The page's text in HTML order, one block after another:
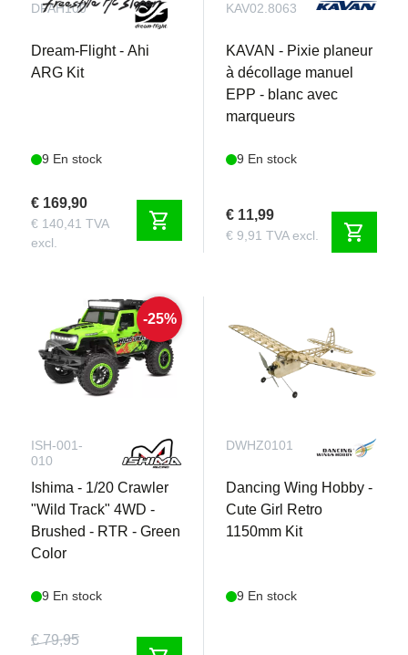
DFAH100
Dream-Flight - Ahi
ARG Kit
9 En stock
€ 169,90
€ 140,41 TVA
excl.
shopping_cart
KAV02.8063
KAVAN - Pixie planeur
à décollage manuel
EPP - blanc avec
marqueurs
9 En stock
€ 11,99
€ 9,91 TVA excl. shopping_cart
-25%
ISH-001-
010
Ishima - 1/20 Crawler
"Wild Track" 4WD -
Brushed - RTR - Green
Color
9 En stock
€ 79,95
DWHZ0101
Dancing Wing Hobby -
Cute Girl Retro
1150mm Kit
9 En stock